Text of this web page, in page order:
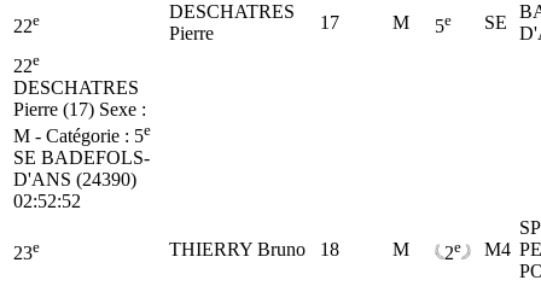
22e
DESCHATRES
Pierre
17 M 5e SE
22e
DESCHATRES
Pierre (17) Sexe :
M - Catégorie : 5e
SE BADEFOLS-
D'ANS (24390)
02:52:52
23e THIERRY Bruno 18 M 2e M4